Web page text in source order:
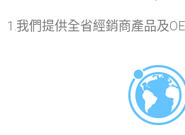
1.我們提供全省經銷商產品及